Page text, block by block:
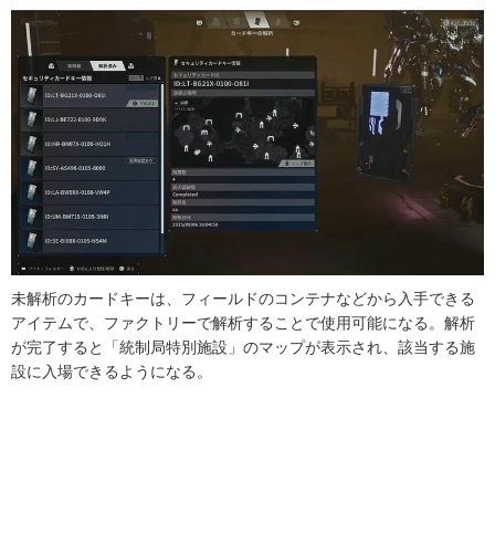
未解析のカードキーは、フィールドのコンテナなどから入手できる
アイテムで、ファクトリーで解析することで使用可能になる。解析
が完了すると「統制局特別施設」のマップが表示され、該当する施
設に入場できるようになる。